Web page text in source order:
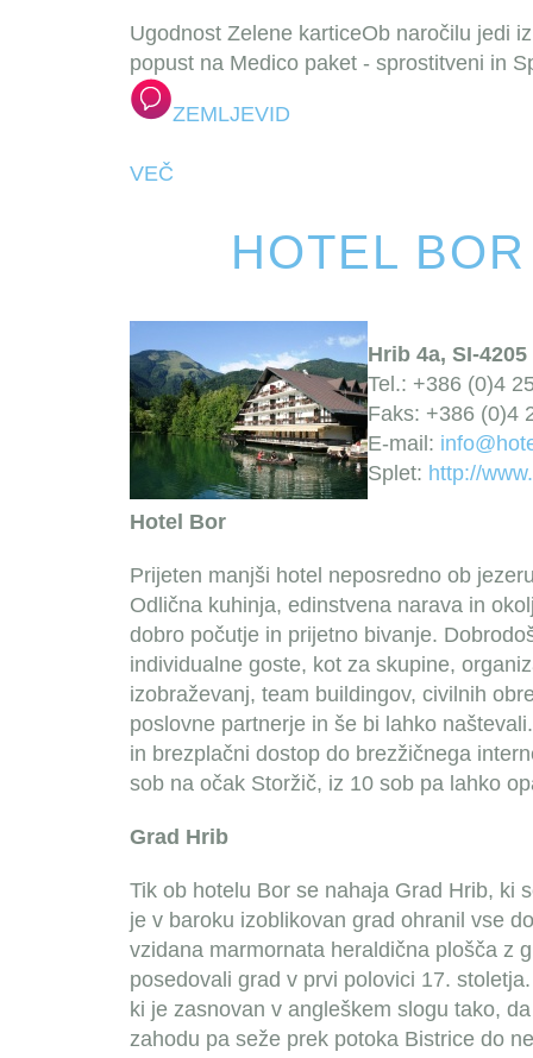
Ugodnost Zelene karticeOb naročilu jedi
popust na Medico paket - sprostitveni in
ZEMLJEVID
VEČ
HOTEL
Hrib 4a, SI-
Tel.: +386 (0)4
Faks: +386 (0)4
E-mail:
Splet: http://
Hotel Bor
Prijeten manjši hotel neposredno ob
Odlična kuhinja, edinstvena narava in
dobro počutje in prijetno bivanje.
individualne goste, kot za skupine,
izobraževanj, team buildingov, civilnih
poslovne partnerje in še bi lahko
in brezplačni dostop do brezžičnega
sob na očak Storžič, iz 10 sob pa lahko
Grad Hrib
Tik ob hotelu Bor se nahaja Grad Hrib, ki
je v baroku izoblikovan grad ohranil vse
vzidana marmornata heraldična plošča z
posedovali grad v prvi polovici 17.
ki je zasnovan v angleškem slogu tako,
zahodu pa seže prek potoka Bistrice do